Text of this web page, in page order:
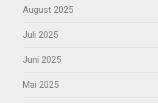
August 2025
Juli 2025
Juni 2025
Mai 2025